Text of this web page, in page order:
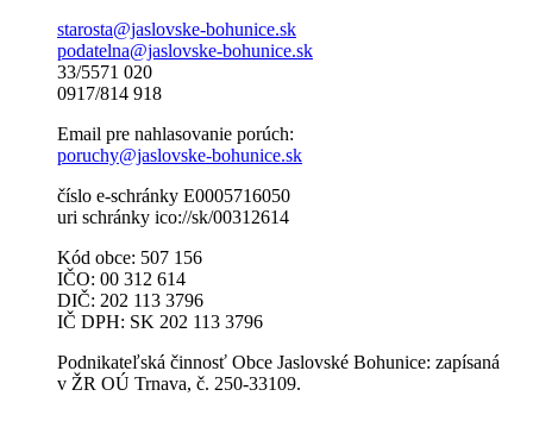
starosta@jaslovske-bohunice.sk
podatelna@jaslovske-bohunice.sk
33/5571 020
0917/814 918
Email pre nahlasovanie porúch:
poruchy@jaslovske-bohunice.sk
číslo e-schránky E0005716050
uri schránky ico://sk/00312614
Kód obce: 507 156
IČO: 00 312 614
DIČ: 202 113 3796
IČ DPH: SK 202 113 3796
Podnikateľská činnosť Obce Jaslovské Bohunice: zapísaná
v ŽR OÚ Trnava, č. 250-33109.